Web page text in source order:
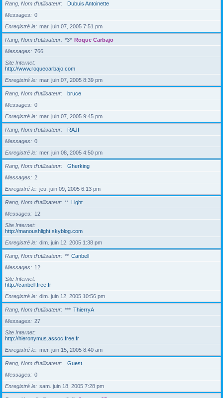
Rang, Nom d’utilisateur
Dubuis Antoinette
Messages
0
Enregistré le
mar. juin 07, 2005 7:51 pm
Rang, Nom d’utilisateur *3* Roque Carbajo
Messages
766
Site Internet
http://www.roquecarbajo.com
Enregistré le
mar. juin 07, 2005 8:39 pm
Rang, Nom d’utilisateur
bruce
Messages
0
Enregistré le
mar. juin 07, 2005 9:45 pm
Rang, Nom d’utilisateur
RAJI
Messages
0
Enregistré le
mer. juin 08, 2005 4:50 pm
Rang, Nom d’utilisateur
Gherking
Messages
2
Enregistré le
jeu. juin 09, 2005 6:13 pm
Rang, Nom d’utilisateur ** Light
Messages
12
Site Internet
http://manoushlight.skyblog.com
Enregistré le
dim. juin 12, 2005 1:38 pm
Rang, Nom d’utilisateur ** Canbell
Messages
12
Site Internet
http://canbell.free.fr
Enregistré le
dim. juin 12, 2005 10:56 pm
Rang, Nom d’utilisateur *** ThierryA
Messages
27
Site Internet
http://hieronymus.assoc.free.fr
Enregistré le
mer. juin 15, 2005 8:40 am
Rang, Nom d’utilisateur
Guest
Messages
0
Enregistré le
sam. juin 18, 2005 7:28 pm